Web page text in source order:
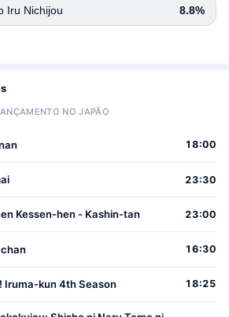
Iru Nichijou 8.8%
NO JAPÃO
18:00
23:30
Kessen-hen - Kashin-tan 23:00
16:30
Iruma-kun 4th Season 18:25